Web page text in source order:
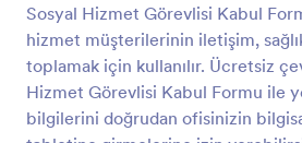
Sosyal Hizmet Görevlisi Kabul
hizmet müşterilerinin iletişim,
toplamak için kullanılır. Ücretsiz
Hizmet Görevlisi Kabul Formu ile
bilgilerini doğrudan ofisinizin
Önizleme